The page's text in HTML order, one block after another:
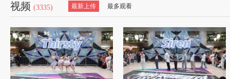
视频 (3335) 最新上传 最多观看